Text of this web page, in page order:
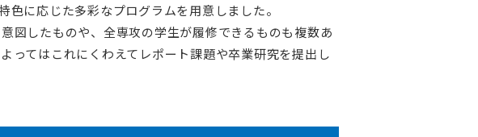
に応じた多彩なプログラムを用意しました。
図したものや、全専攻の学生が履修できるものも複数あ
ってはこれにくわえてレポート課題や卒業研究を提出し